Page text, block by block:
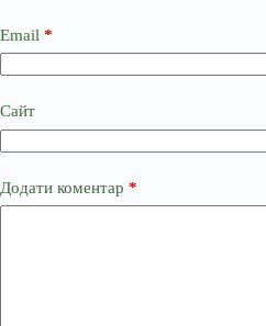
Email *
Сайт
Додати коментар *